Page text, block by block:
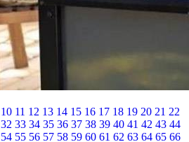
10 11 12 13 14 15 16 17 18 19 20 21 22
32 33 34 35 36 37 38 39 40 41 42 43 44
54 55 56 57 58 59 60 61 62 63 64 65 66